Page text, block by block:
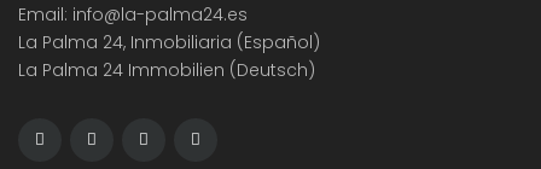
Email: info@la-palma24.es
La Palma 24, Inmobiliaria (Español)
La Palma 24 Immobilien (Deutsch)